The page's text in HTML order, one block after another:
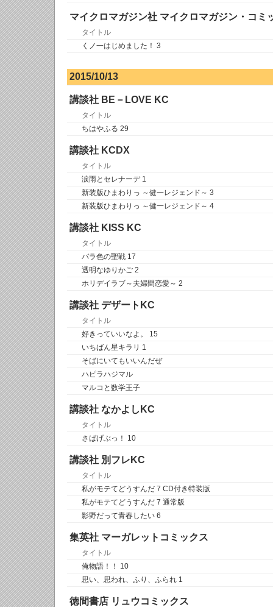
マイクロマガジン社 マイクロマガジン・コミ
タイトル
くノ一はじめました！ 3
2015/10/13
講談社 BE－LOVE KC
タイトル
ちはやふる 29
講談社 KCDX
タイトル
涙雨とセレナーデ 1
新装版ひまわりっ ～健一レジェンド～ 3
新装版ひまわりっ ～健一レジェンド～ 4
講談社 KISS KC
タイトル
バラ色の聖戦 17
透明なゆりかご 2
ホリデイラブ～夫婦間恋愛～ 2
講談社 デザートKC
タイトル
好きっていいなよ。 15
いちばん星キラリ 1
そばにいてもいいんだぜ
ハピラハジマル
マルコと数学王子
講談社 なかよしKC
タイトル
さばげぶっ！ 10
講談社 別フレKC
タイトル
私がモテてどうすんだ 7 CD付き特装版
私がモテてどうすんだ 7 通常版
影野だって青春したい 6
集英社 マーガレットコミックス
タイトル
俺物語！！ 10
思い、思われ、ふり、ふられ 1
徳間書店 リュウコミックス